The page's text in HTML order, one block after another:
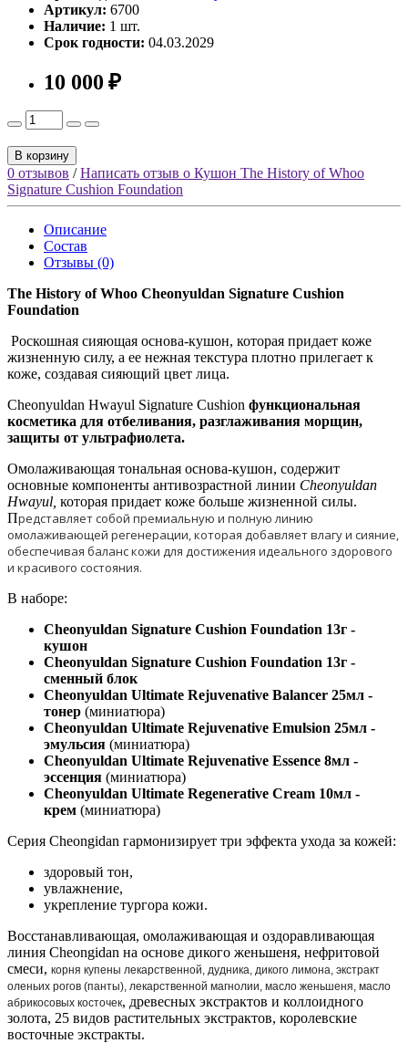
Артикул: 6700
Наличие: 1 шт.
Срок годности: 04.03.2029
10 000 ₽
В корзину
0 отзывов /Написать отзыв о Кушон The History of Whoo
Signature Cushion Foundation
Описание
Состав
Отзывы (0)
The History of Whoo Cheonyuldan Signature Cushion
Foundation
Роскошная сияющая основа-кушон, которая придает коже
жизненную силу, а ее нежная текстура плотно прилегает к
коже, создавая сияющий цвет лица.
Cheonyuldan Hwayul Signature Cushion функциональная
косметика для отбеливания, разглаживания морщин,
защиты от ультрафиолета.
Омолаживающая тональная основа-кушон, содержит
основные компоненты антивозрастной линии Cheonyuldan
Hwayul, которая придает коже больше жизненной силы.
Представляет собой премиальную и полную линию
омолаживающей регенерации, которая добавляет влагу и сияние,
обеспечивая баланс кожи для достижения идеального здорового
и красивого состояния.
В наборе:
Cheonyuldan Signature Cushion Foundation 13г -
кушон
Cheonyuldan Signature Cushion Foundation 13г -
сменный блок
Cheonyuldan Ultimate Rejuvenative Balancer 25мл -
тонер (миниатюра)
Cheonyuldan Ultimate Rejuvenative Emulsion 25мл -
эмульсия (миниатюра)
Cheonyuldan Ultimate Rejuvenative Essence 8мл -
эссенция (миниатюра)
Cheonyuldan Ultimate Regenerative Cream 10мл -
крем (миниатюра)
Серия Cheongidan гармонизирует три эффекта ухода за кожей:
здоровый тон,
увлажнение,
укрепление тургора кожи.
Восстанавливающая, омолаживающая и оздоравливающая
линия Cheongidan на основе дикого женьшеня, нефритовой
смеси, корня купены лекарственной, дудника, дикого лимона, экстракт
оленьих рогов (панты), лекарственной магнолии, масло женьшеня, масло
абрикосовых косточек, древесных экстрактов и коллоидного
золота, 25 видов растительных экстрактов, королевские
восточные экстракты.